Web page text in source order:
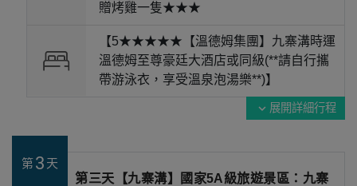
贈烤雞一隻★★★
【5★★★★★【溫德姆集團】九寨溝時運
溫德姆至尊豪廷大酒店或同級(**請自行攜
帶游泳衣，享受溫泉泡湯樂**)】
expand_more 展開詳細行程
第3 天
第三天【九寨溝】國家5A級旅遊景區：九寨